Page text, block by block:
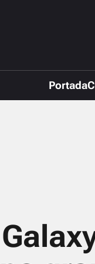
Portada